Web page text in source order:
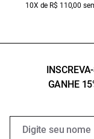
10X de R$ 110,00
GANHE